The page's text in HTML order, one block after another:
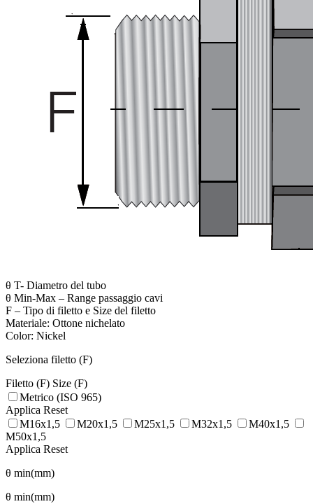
θ T- Diametro del tubo
θ Min-Max – Range passaggio cavi
F – Tipo di filetto e Size del filetto
Materiale: Ottone nichelato
Color: Nickel
Seleziona filetto (F)
Filetto (F) Size (F)
Metrico (ISO 965)
Applica Reset
M16x1,5
M20x1,5 M25x1,5 M32x1,5
M40x1,5
M50x1,5
Applica Reset
θ min(mm)
θ min(mm)